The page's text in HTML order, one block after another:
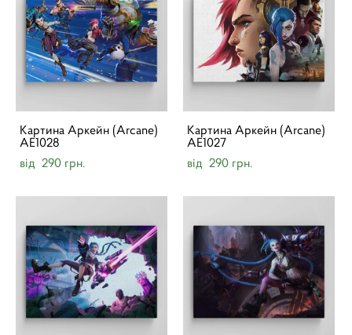
Картина Аркейн (Arcane)
AE1028
від 290 грн.
Картина Аркейн (Arcane)
AE1027
від 290 грн.